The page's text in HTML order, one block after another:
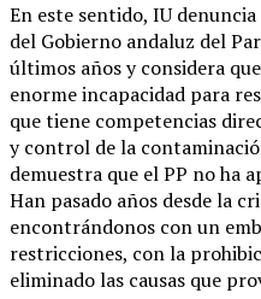
En este sentido, IU
del Gobierno andaluz del
últimos años y considera
enorme incapacidad para
que tiene competencias
y control de la
demuestra que el PP no ha
Han pasado años desde la
encontrándonos con un
restricciones, con la
eliminado las causas que